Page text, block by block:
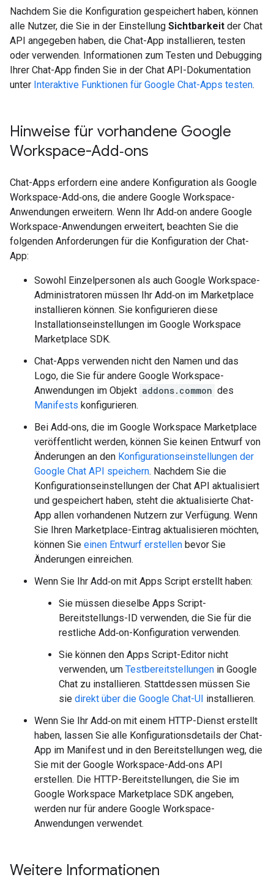
Nachdem Sie die Konfiguration gespeichert haben, können
alle Nutzer, die Sie in der Einstellung Sichtbarkeit der Chat
API angegeben haben, die Chat-App installieren, testen
oder verwenden. Informationen zum Testen und Debugging
Ihrer Chat-App finden Sie in der Chat API-Dokumentation
unter Interaktive Funktionen für Google Chat-Apps testen.
Hinweise für vorhandene Google
Workspace-Add‑ons
Chat-Apps erfordern eine andere Konfiguration als Google
Workspace-Add‑ons, die andere Google Workspace-
Anwendungen erweitern. Wenn Ihr Add‑on andere Google
Workspace-Anwendungen erweitert, beachten Sie die
folgenden Anforderungen für die Konfiguration der Chat-
App:
Sowohl Einzelpersonen als auch Google Workspace-
Administratoren müssen Ihr Add‑on im Marketplace
installieren können. Sie konfigurieren diese
Installationseinstellungen im Google Workspace
Marketplace SDK.
Chat-Apps verwenden nicht den Namen und das
Logo, die Sie für andere Google Workspace-
Anwendungen im Objekt addons.common des
Manifests konfigurieren.
Bei Add‑ons, die im Google Workspace Marketplace
veröffentlicht werden, können Sie keinen Entwurf von
Änderungen an den Konfigurationseinstellungen der
Google Chat API speichern. Nachdem Sie die
Konfigurationseinstellungen der Chat API aktualisiert
und gespeichert haben, steht die aktualisierte Chat-
App allen vorhandenen Nutzern zur Verfügung. Wenn
Sie Ihren Marketplace-Eintrag aktualisieren möchten,
können Sie einen Entwurf erstellen bevor Sie
Änderungen einreichen.
Wenn Sie Ihr Add‑on mit Apps Script erstellt haben:
Sie müssen dieselbe Apps Script-
Bereitstellungs-ID verwenden, die Sie für die
restliche Add‑on-Konfiguration verwenden.
Sie können den Apps Script-Editor nicht
verwenden, um Testbereitstellungen in Google
Chat zu installieren. Stattdessen müssen Sie
sie direkt über die Google Chat-UI installieren.
Wenn Sie Ihr Add‑on mit einem HTTP-Dienst erstellt
haben, lassen Sie alle Konfigurationsdetails der Chat-
App im Manifest und in den Bereitstellungen weg, die
Sie mit der Google Workspace-Add‑ons API
erstellen. Die HTTP-Bereitstellungen, die Sie im
Google Workspace Marketplace SDK angeben,
werden nur für andere Google Workspace-
Anwendungen verwendet.
Weitere Informationen